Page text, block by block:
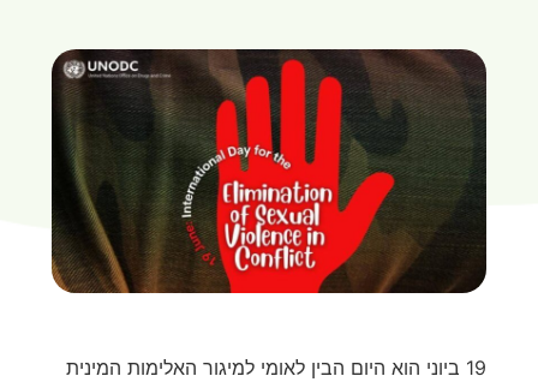
19 ביוני הוא היום הבין לאומי למיגור האלימות המינית